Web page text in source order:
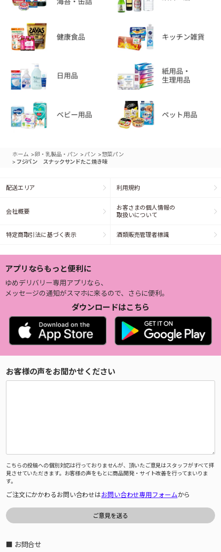
ホーム >卵・乳製品・パン > パン >惣菜パン
> フジパン スナックサンドたこ焼き味
配送エリア 利用規約
会社概要
お客さまの個人情報の
取扱いについて
特定商取引法に基づく表示 酒類販売管理者標識
アプリならもっと便利に
ゆめデリバリー専用アプリなら、
メッセージの通知がスマホに来るので、さらに便利。
ダウンロードはこちら
お客様の声をお聞かせください
こちらの投稿への個別対応は行っておりませんが、頂いたご意見はスタッフがすべて拝
見させていただきます。お客様の声をもとに商品開発・サイト改善を行ってまいりま
す。
ご注文にかかわるお問い合わせはお問い合わせ専用フォームから
■ お問合せ